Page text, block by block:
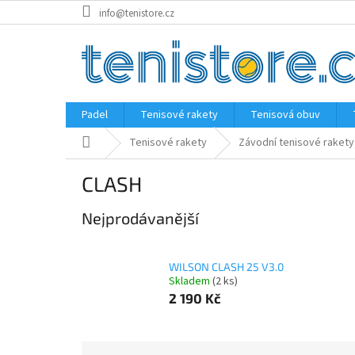
na
info@tenistore.cz
Padel Tenisové rakety Tenisová obuv
Domů Tenisové rakety Závodní tenisové rakety
CLASH
Nejprodávanější
WILSON CLASH 25 V3.0
Skladem (2 ks)
2 190 Kč